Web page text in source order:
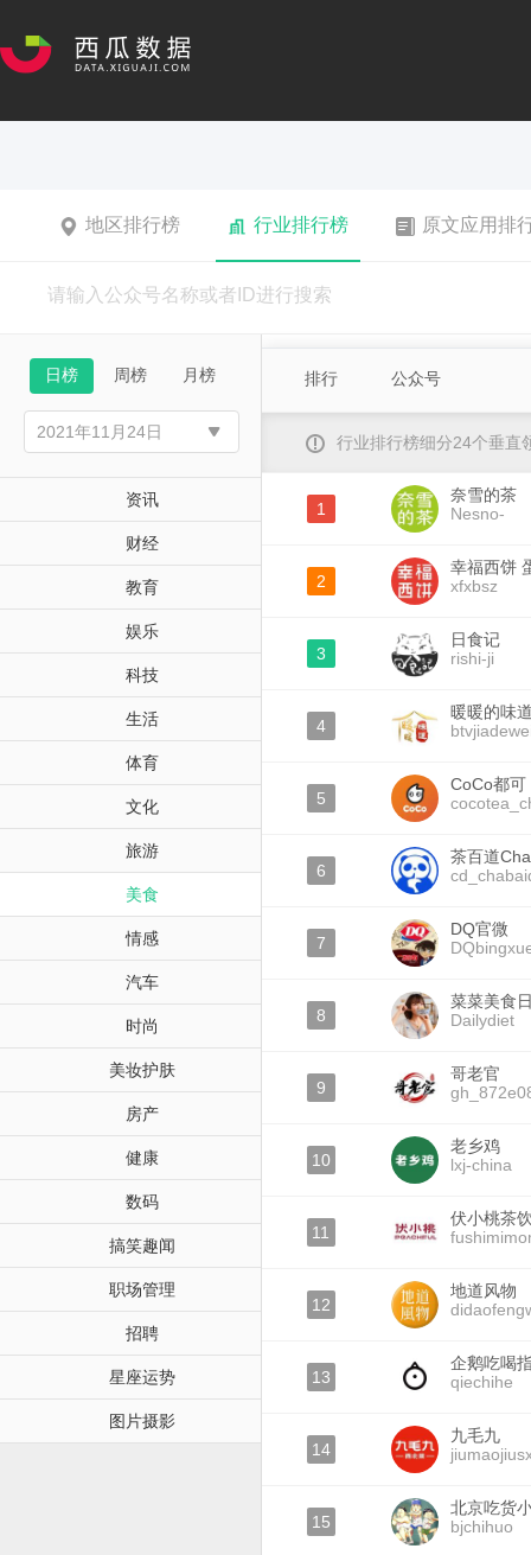
地区排行榜 行业排行榜 原文应用排
日榜 周榜 月榜
资讯
财经
教育
娱乐
科技
生活
体育
文化
旅游
美食
情感
汽车
时尚
美妆护肤
房产
健康
数码
搞笑趣闻
职场管理
招聘
星座运势
图片摄影
排行 公众号
行业排行榜细分24个垂直
1
奈雪的茶
Nesno-
2
幸福西饼
xfxbsz
3
日食记
rishi-ji
4
暖暖的味
5
CoCo都可
6
茶百道
7
DQ官微
8
菜菜美食
Dailydiet
9
哥老官
10
老乡鸡
lxj-china
11
伏小桃茶
12
地道风物
13
企鹅吃喝
qiechihe
14
九毛九
15
北京吃货
bjchihuo